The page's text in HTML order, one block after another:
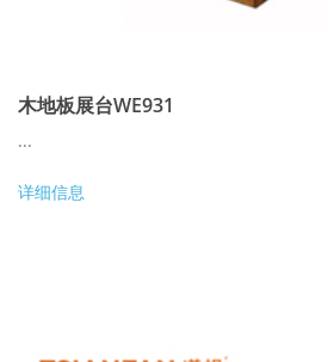
木地板展台WE931
...
详细信息